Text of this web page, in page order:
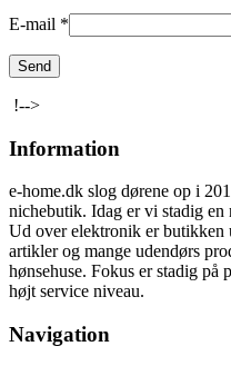
E-mail *
!-->
Information
e-home.dk slog dørene op i
nichebutik. Idag er vi stadig en
Ud over elektronik er butikken
artikler og mange udendørs
hønsehuse. Fokus er stadig på
højt service niveau.
Navigation